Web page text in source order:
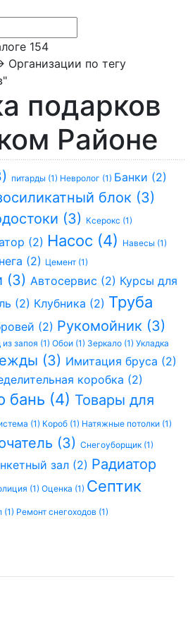
154
Организации по тегу
подарков
Районе
питарды (1) Невролог (1) Банки (2)
блок (3)
(3) Ксерокс (1)
(2) Насос (4) Навесы (1)
(2) Цемент (1)
(3) Автосервис (2) Курсы для
(2) Клубника (2) Труба
(2) Рукомойник (3)
запоя (1) Обои (1) Зеркало (1) Укладка
(3) Имитация бруса (2)
коробка (2)
бань (4) Товары для
(1) Короб (1) Натяжные потолки (1)
(3) Снегоуборщик (1)
зал (2) Радиатор
(1) Оценка (1) Септик
(1) Ремонт снегоходов (1)